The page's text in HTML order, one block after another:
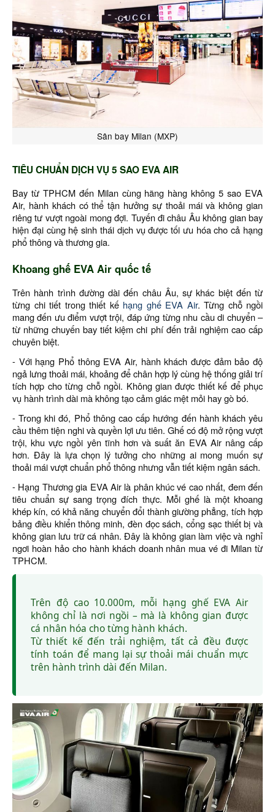
Sân bay Milan (MXP)
TIÊU CHUẨN DỊCH VỤ 5 SAO EVA AIR
Bay từ TPHCM đến Milan cùng hãng hàng không 5 sao EVA
Air, hành khách có thể tận hưởng sự thoải mái và không gian
riêng tư vượt ngoài mong đợi. Tuyến đi châu Âu không gian bay
hiện đại cùng hệ sinh thái dịch vụ được tối ưu hóa cho cả hạng
phổ thông và thương gia.
Khoang ghế EVA Air quốc tế
Trên hành trình đường dài đến châu Âu, sự khác biệt đến từ
từng chi tiết trong thiết kế hạng ghế EVA Air. Từng chỗ ngồi
mang đến ưu điểm vượt trội, đáp ứng từng nhu cầu di chuyển –
từ những chuyến bay tiết kiệm chi phí đến trải nghiệm cao cấp
chuyên biệt.
- Với hạng Phổ thông EVA Air, hành khách được đảm bảo độ
ngả lưng thoải mái, khoảng để chân hợp lý cùng hệ thống giải trí
tích hợp cho từng chỗ ngồi. Không gian được thiết kế để phục
vụ hành trình dài mà không tạo cảm giác mệt mỏi hay gò bó.
- Trong khi đó, Phổ thông cao cấp hướng đến hành khách yêu
cầu thêm tiện nghi và quyền lợi ưu tiên. Ghế có độ mở rộng vượt
trội, khu vực ngồi yên tĩnh hơn và suất ăn EVA Air nâng cấp
hơn. Đây là lựa chọn lý tưởng cho những ai mong muốn sự
thoải mái vượt chuẩn phổ thông nhưng vẫn tiết kiệm ngân sách.
- Hạng Thương gia EVA Air là phân khúc vé cao nhất, đem đến
tiêu chuẩn sự sang trọng đích thực. Mỗi ghế là một khoang
khép kín, có khả năng chuyển đổi thành giường phẳng, tích hợp
bảng điều khiển thông minh, đèn đọc sách, cổng sạc thiết bị và
không gian lưu trữ cá nhân. Đây là không gian làm việc và nghỉ
ngơi hoàn hảo cho hành khách doanh nhân mua vé đi Milan từ
TPHCM.
Trên độ cao 10.000m, mỗi hạng ghế EVA Air
không chỉ là nơi ngồi – mà là không gian được
cá nhân hóa cho từng hành khách.
Từ thiết kế đến trải nghiệm, tất cả đều được
tính toán để mang lại sự thoải mái chuẩn mực
trên hành trình dài đến Milan.